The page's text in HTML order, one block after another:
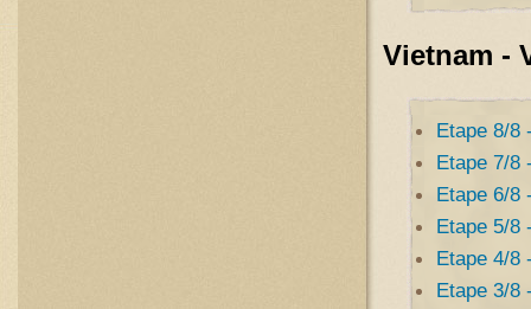
Vietnam -
Etape 8/8
Etape 7/8
Etape 6/8
Etape 5/8
Etape 4/8
Etape 3/8